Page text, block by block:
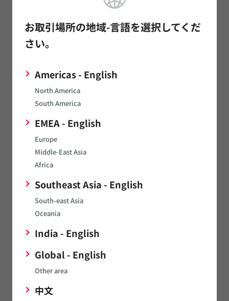
お取引場所の地域-言語を選択してくだ
さい。
Americas - English
North America
South America
EMEA - English
Europe
Middle-East Asia
Africa
Southeast Asia - English
South-east Asia
Oceania
India - English
Global - English
Other area
中文
た場合や、許可されていない用途でご使用された場合、又は以
使用によって生じた不測の事故その他の損害に関する一切の責
任を負いかねますのでご注意ください。
これらの用途には、次のようなものがあります。
航空機器
宇宙機器
海底機器
発電所制御機器
医療機器
輸送機器（自動車、列車、船舶等）
交通用信号機器
防災/防犯機器
情報処理機器
燃焼/爆発制御機器
の適合性について、明示または黙示の保証、表明または保証を
行うものではなく、また、購入者の用途に対する弊社製品の許
社製品の特定の用途/目的への適合性および/または購入者の用